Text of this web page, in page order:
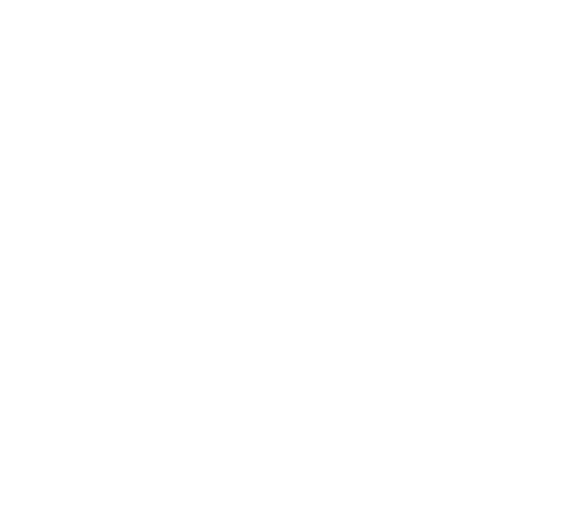
zien van de
en